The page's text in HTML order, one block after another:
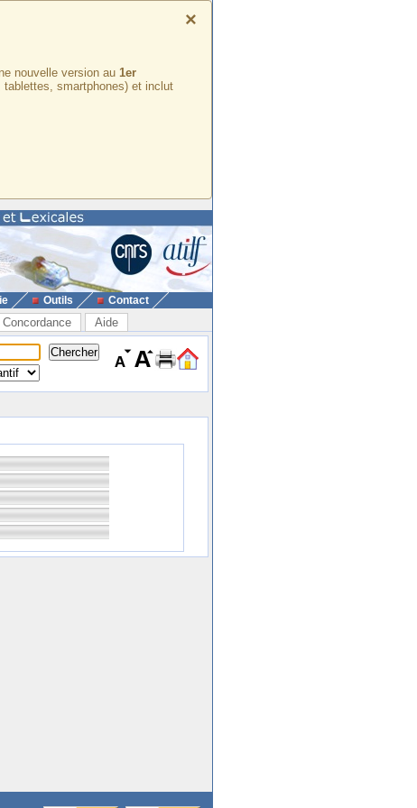
×
nouvelle version au 1er
tablettes, smartphones) et inclut
Outils Contact
Concordance Aide